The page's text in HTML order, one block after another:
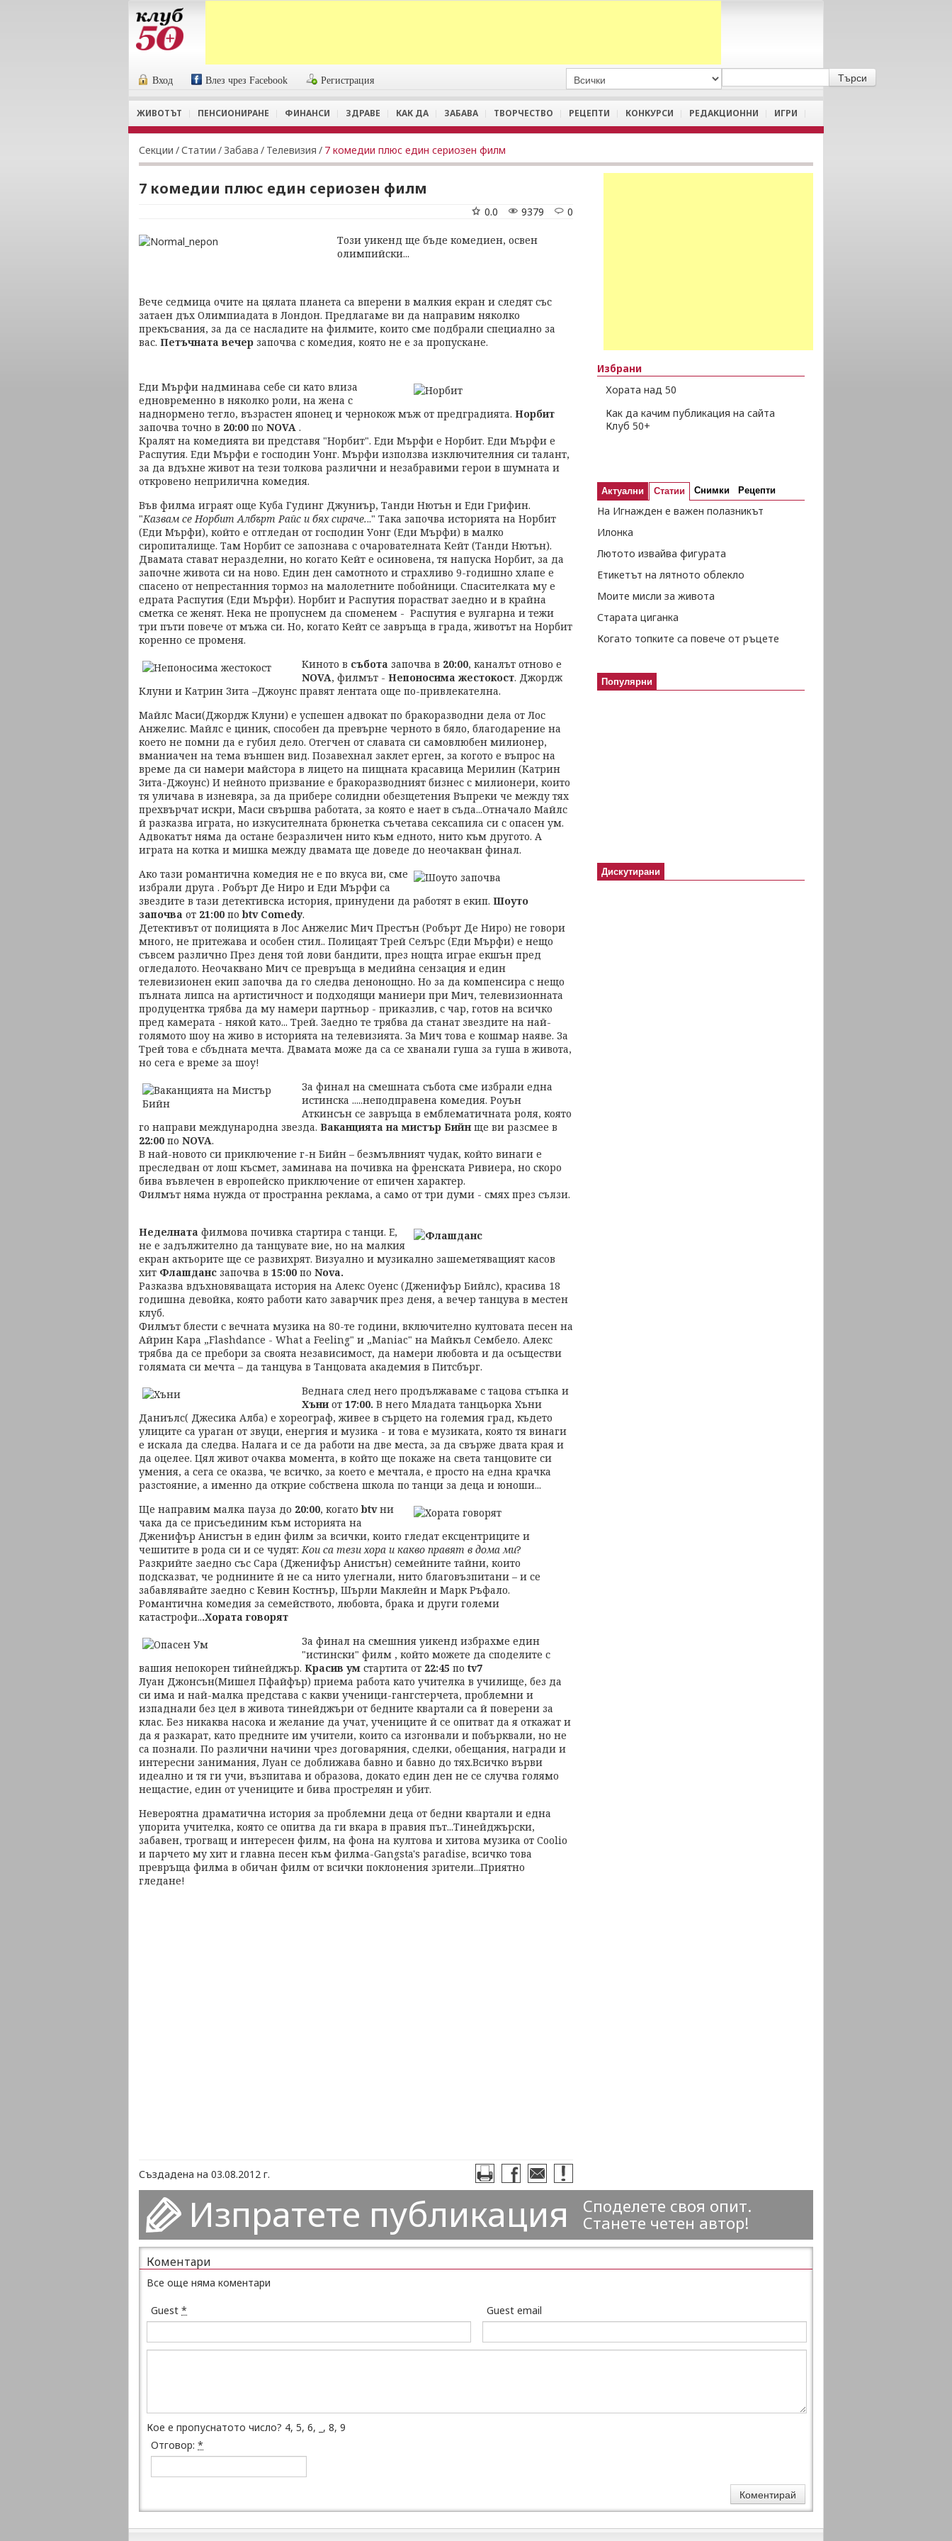
Вход Влез чрез Facebook Регистрация
ЖИВОТЪТ ПЕНСИОНИРАНЕ ФИНАНСИ ЗДРАВЕ КАК ДА ЗАБАВА ТВОРЧЕСТВО РЕЦЕПТИ КОНКУРСИ РЕДАКЦИОННИ ИГРИ
Секции /Статии / Забава / Телевизия / 7 комедии плюс един сериозен филм
7 комедии плюс един сериозен филм
0
9379
0.0
Този уикенд ще бъде комедиен, освен
олимпийски...
Вече седмица очите на цялата планета са вперени в малкия екран и следят със
затаен дъх Олимпиадата в Лондон. Предлагаме ви да направим няколко
прекъсвания, за да се насладите на филмите, които сме подбрали специално за
вас. Петъчната вечер започва с комедия, която не е за пропускане.
Еди Мърфи надминава себе си като влиза
едновременно в няколко роли, на жена с
наднормено тегло, възрастен японец и чернокож мъж от предградията. Норбит
започва точно в 20:00 по NOVA .
Кралят на комедията ви представя "Норбит". Еди Мърфи е Норбит. Еди Мърфи е
Распутия. Еди Мърфи е господин Уонг. Мърфи използва изключителния си талант,
за да вдъхне живот на тези толкова различни и незабравими герои в шумната и
откровено неприлична комедия.
Във филма играят още Куба Гудинг Джуниър, Танди Нютън и Еди Грифин.
"Казвам се Норбит Албърт Райс и бях сираче..." Така започва историята на Норбит
(Еди Мърфи), който е отгледан от господин Уонг (Еди Мърфи) в малко
сиропиталище. Там Норбит се запознава с очарователната Кейт (Танди Нютън).
Двамата стават неразделни, но когато Кейт е осиновена, тя напуска Норбит, за да
започне живота си на ново. Един ден самотното и страхливо 9-годишно хлапе е
спасено от непрестанния тормоз на малолетните побойници. Спасителката му е
едрата Распутия (Еди Мърфи). Норбит и Распутия порастват заедно и в крайна
сметка се женят. Нека не пропуснем да споменем - Распутия е вулгарна и тежи
три пъти повече от мъжа си. Но, когато Кейт се завръща в града, животът на Норбит
коренно се променя.
Киното в събота започва в 20:00, каналът отново е
NOVA, филмът - Непоносима жестокост. Джордж
Клуни и Катрин Зита –Джоунс правят лентата още по-привлекателна.
Maйлс Маси(Джордж Клуни) е успешен адвокат по бракоразводни дела от Лос
Анжелис. Майлс е циник, способен да превърне черното в бяло, благодарение на
което не помни да е губил дело. Отегчен от славата си самовлюбен милионер,
вманиачен на тема външен вид. Позавехнал заклет ерген, за когото е въпрос на
време да си намери майстора в лицето на пищната красавица Мерилин (Катрин
Зита-Джоунс) И нейното призвание е бракоразводният бизнес с милионери, които
тя уличава в изневяра, за да прибере солидни обезщетения Въпреки че между тях
прехвърчат искри, Маси свършва работата, за която е нает в съда...Отначало Майлс
й разказва играта, но изкусителната брюнетка съчетава сексапила си с опасен ум.
Адвокатът няма да остане безразличен нито към едното, нито към другото. А
играта на котка и мишка между двамата ще доведе до неочакван финал.
Ако тази романтична комедия не е по вкуса ви, сме
избрали друга . Робърт Де Ниро и Еди Мърфи са
звездите в тази детективска история, принудени да работят в екип. Шоуто
започва от 21:00 поbtv Comedy.
Детективът от полицията в Лос Анжелис Мич Престън (Робърт Де Ниро) не говори
много, не притежава и особен стил.. Полицаят Трей Селърс (Еди Мърфи) е нещо
съвсем различно През деня той лови бандити, през нощта играе екшън пред
огледалото. Неочаквано Мич се превръща в медийна сензация и един
телевизионен екип започва да го следва денонощно. Но за да компенсира с нещо
пълната липса на артистичност и подходящи маниери при Мич, телевизионната
продуцентка трябва да му намери партньор - приказлив, с чар, готов на всичко
пред камерата - някой като... Трей. Заедно те трябва да станат звездите на най-
голямото шоу на живо в историята на телевизията. За Мич това е кошмар наяве. За
Трей това е сбъдната мечта. Двамата може да са се хванали гуша за гуша в живота,
но сега е време за шоу!
За финал на смешната събота сме избрали една
истинска .....неподправена комедия. Роуън
Аткинсън се завръща в емблематичната роля, която
го направи международна звезда. Ваканцията на мистър Бийнще ви разсмее в
22:00 по NOVA.
В най-новото си приключение г-н Бийн – безмълвният чудак, който винаги е
преследван от лош късмет, заминава на почивка на френската Ривиера, но скоро
бива въвлечен в европейско приключение от епичен характер.
Филмът няма нужда от пространна реклама, а само от три думи - смях през сълзи.
Неделната филмова почивка стартира с танци. Е,
не е задължително да танцувате вие, но на малкия
екран актьорите ще се развихрят. Визуално и музикално зашеметяващият касов
хит Флашданс започва в 15:00 по Nova.
Разказва вдъхновяващата история на Алекс Оуенс (Дженифър Бийлс), красива 18
годишна девойка, която работи като заварчик през деня, а вечер танцува в местен
клуб.
Филмът блести с вечната музика на 80-те години, включително култовата песен на
Айрин Кара „Flashdance - What a Feeling" и „Maniac" на Майкъл Сембело. Алекс
трябва да се пребори за своята независимост, да намери любовта и да осъществи
голямата си мечта – да танцува в Танцовата академия в Питсбърг.
Веднага след него продължаваме с тацова стъпка и
Хъниот 17:00. В него Младата танцьорка Хъни
Даниълс( Джесика Алба) е хореограф, живее в сърцето на големия град, където
улиците са ураган от звуци, енергия и музика - и това е музиката, която тя винаги
е искала да следва. Налага и се да работи на две места, за да свърже двата края и
да оцелее. Цял живот очаква момента, в който ще покаже на света танцовите си
умения, а сега се оказва, че всичко, за което е мечтала, е просто на една крачка
разстояние, а именно да открие собствена школа по танци за деца и юноши...
Ще направим малка пауза до 20:00, когатоbtvни
чака да се присъединим към историята на
Дженифър Анистън в един филм за всички, които гледат ексцентриците и
чешитите в рода си и се чудят:Кои са тези хора и какво правят в дома ми?
Разкрийте заедно със Сара (Дженифър Анистън) семейните тайни, които
подсказват, че роднините й не са нито улегнали, нито благовъзпитани – и се
забавлявайте заедно с Кевин Костнър, Шърли Маклейн и Марк Ръфало.
Романтична комедия за семейството, любовта, брака и други големи
катастрофи...Хората говорят
За финал на смешния уикенд избрахме един
"истински" филм , който можете да споделите с
вашия непокорен тийнейджър. Красив ум стартита от 22:45 по tv7
Луан Джонсън(Мишел Пфайфър) приема работа като учителка в училище, без да
си има и най-малка представа с какви ученици-гангстерчета, проблемни и
изпаднали без цел в живота тинейджъри от бедните квартали са й поверени за
клас. Без никаква насока и желание да учат, учениците й се опитват да я откажат и
да я разкарат, като предните им учители, които са изгонвали и побърквали, но не
са познали. По различни начини чрез договаряния, сделки, обещания, награди и
интересни занимания, Луан се доближава бавно и бавно до тях.Всичко върви
идеално и тя ги учи, възпитава и образова, докато един ден не се случва голямо
нещастие, един от учениците и бива прострелян и убит.
Невероятна драматична история за проблемни деца от бедни квартали и една
упорита учителка, която се опитва да ги вкара в правия път...Тинейджърски,
забавен, трогващ и интересен филм, на фона на култова и хитова музика от Coolio
и парчето му хит и главна песен към филма-Gangsta's paradise, всичко това
превръща филма в обичан филм от всички поклонения зрители...Приятно
гледане!
Създадена на 03.08.2012 г.
Избрани
Хората над 50
Как да качим публикация на сайта
Клуб 50+
Актуални Статии Снимки Рецепти
На Игнажден е важен полазникът
Илонка
Лютото извайва фигурата
Етикетът на лятното облекло
Моите мисли за живота
Старата циганка
Когато топките са повече от ръцете
Популярни
Дискутирани
Изпратете публикация
Споделете своя опит.
Станете четен автор!
Коментари
Все още няма коментари
Guest * Guest email
Кое е пропуснатото число? 4, 5, 6, _, 8, 9
Отговор: *